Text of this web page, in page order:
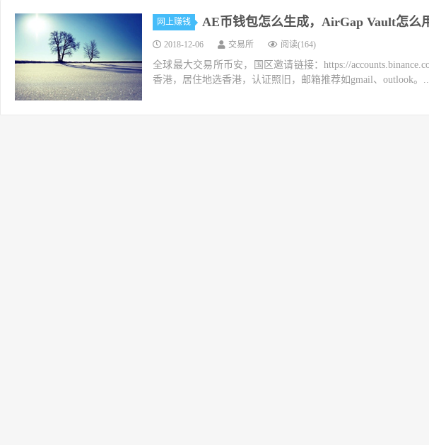
网上赚钱 AE币钱包怎么生成，AirGap Vault怎么
2018-12-06 交易所 阅读(164)
全球最大交易所币安，国区邀请链接：https://
香港，居住地选香港，认证照旧，邮箱推荐如gmail、outlook。